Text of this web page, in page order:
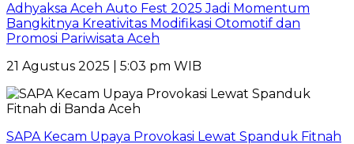
Adhyaksa Aceh Auto Fest 2025 Jadi Momentum
Bangkitnya Kreativitas Modifikasi Otomotif dan
Promosi Pariwisata Aceh
21 Agustus 2025 | 5:03 pm WIB
SAPA Kecam Upaya Provokasi Lewat Spanduk Fitnah